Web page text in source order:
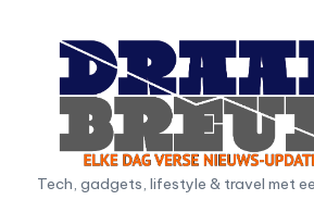
D
Tech, gadgets, lifestyle & travel met